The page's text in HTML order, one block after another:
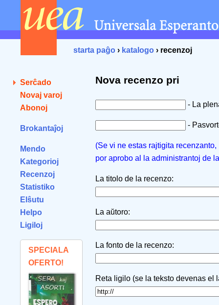
starta paĝo › katalogo › recenzoj
Serĉado
Novaj varoj
Abonoj
Brokantaĵoj
Mendo
Kategorioj
Recenzoj
Statistiko
Elŝutu
Helpo
Ligiloj
SPECIALA
OFERTO!
Nova recenzo pri
- La
-
(Se vi ne estas rajtigita
por aprobo al la administrantoj de
La titolo de la recenzo:
La aŭtoro:
La fonto de la recenzo:
Reta ligilo (se la teksto devenas el